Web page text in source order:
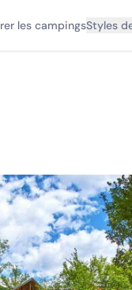
les campingsStyles